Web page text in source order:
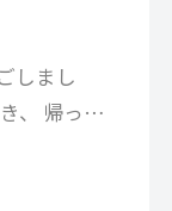
しまし
、 帰って
いう